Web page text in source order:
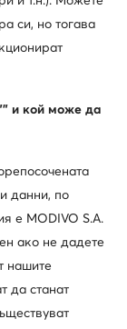
дълго.
си, но тогава
и кой може да
данни, по
е MODIVO S.A.
ако не дадете
нашите
да станат